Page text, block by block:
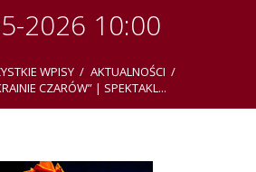
2026 10:00
WPISY
AKTUALNOŚCI
CZARÓW” | SPEKTAKL...